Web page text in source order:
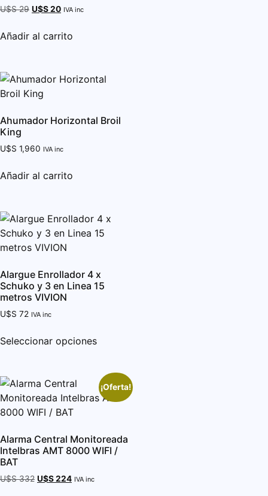
Valorado con
5.00
U$S29 U$S20 IVA inc
Añadir al carrito
Ahumador Horizontal Broil
King
U$S 1,960 IVA inc
Añadir al carrito
Alargue Enrollador 4 x
Schuko y 3 en Linea 15
metros VIVION
U$S 72 IVA inc
Seleccionar opciones
¡Oferta!
Alarma Central Monitoreada
Intelbras AMT 8000 WIFI /
BAT
U$S332 U$S224 IVA inc